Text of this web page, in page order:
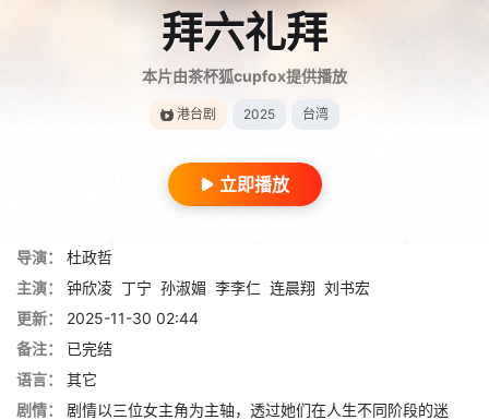
拜六礼拜
本片由茶杯狐cupfox提供播放
港台剧 2025 台湾
立即播放
导演：
杜政哲
主演：
钟欣凌 丁宁 孙淑媚 李李仁 连晨翔 刘书宏
更新：
2025-11-30 02:44
备注：
已完结
语言：
其它
剧情：
剧情以三位女主角为主轴，透过她们在人生不同阶段的迷